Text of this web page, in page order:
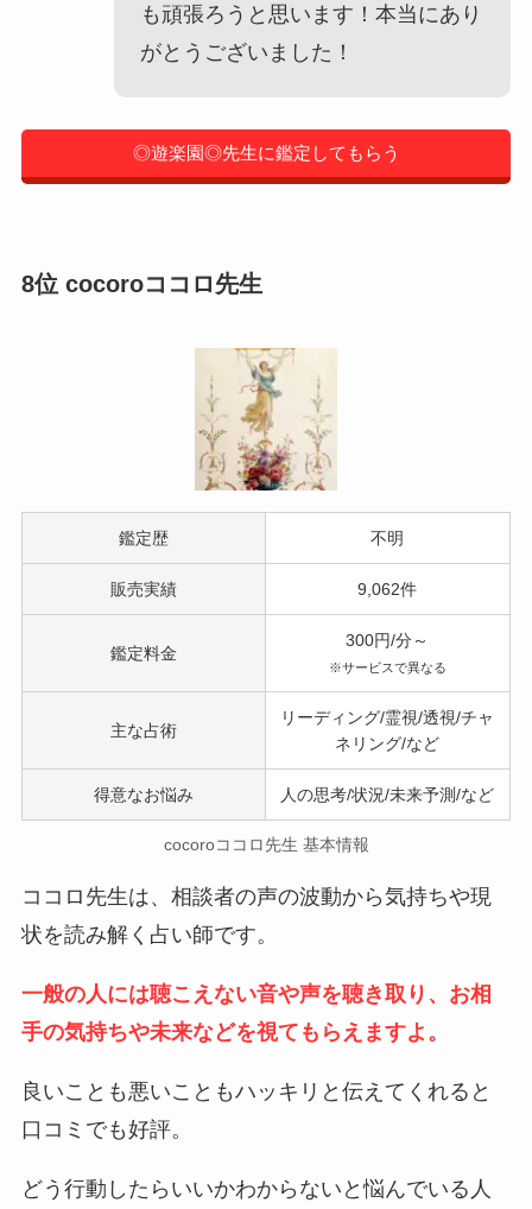
も頑張ろうと思います！本当にあり
がとうございました！
◎遊楽園◎先生に鑑定してもらう
8位 cocoroココロ先生
鑑定歴 不明
販売実績 9,062件
鑑定料金
300円/分～
※サービスで異なる
主な占術
リーディング/霊視/透視/チャ
ネリング/など
得意なお悩み 人の思考/状況/未来予測/など
cocoroココロ先生 基本情報
ココロ先生は、相談者の声の波動から気持ちや現
状を読み解く占い師です。
一般の人には聴こえない音や声を聴き取り、お相
手の気持ちや未来などを視てもらえますよ。
良いことも悪いこともハッキリと伝えてくれると
口コミでも好評。
どう行動したらいいかわからないと悩んでいる人